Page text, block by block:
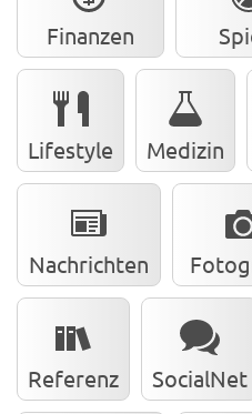
Finanzen
Lifestyle Medizin
Nachrichten
Referenz SocialNet